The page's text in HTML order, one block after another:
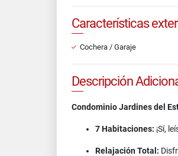
Características
Cochera / Garaje
Descripción
Condominio Jardines del
7 Habitaciones: ¡Sí,
Relajación Total: